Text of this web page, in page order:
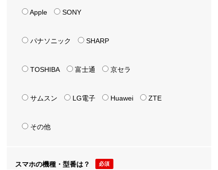
Apple SONY
パナソニック SHARP
TOSHIBA 富士通 京セラ
サムスン LG電子 Huawei ZTE
その他
スマホの機種・型番は？ 必須